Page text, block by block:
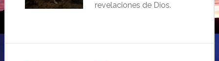
revelaciones de Dios.